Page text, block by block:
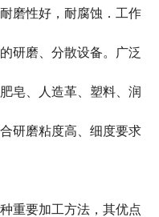
磨性好，耐腐蚀．工作
研磨、分散设备。广泛
皂、人造革、塑料、润
研磨粘度高、细度要求
重要加工方法，其优点